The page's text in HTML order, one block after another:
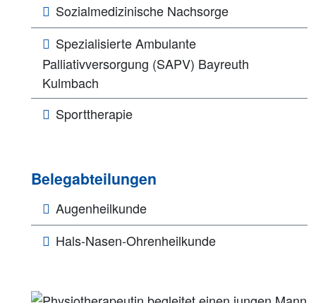
Sozialmedizinische Nachsorge
Spezialisierte Ambulante
Palliativversorgung (SAPV) Bayreuth
Kulmbach
Sporttherapie
Belegabteilungen
Augenheilkunde
Hals-Nasen-Ohrenheilkunde